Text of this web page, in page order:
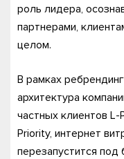
роль лидера,
партнерами,
целом.
В рамках
архитектура
частных клиентов L-
Priority, интернет
перезапустится под